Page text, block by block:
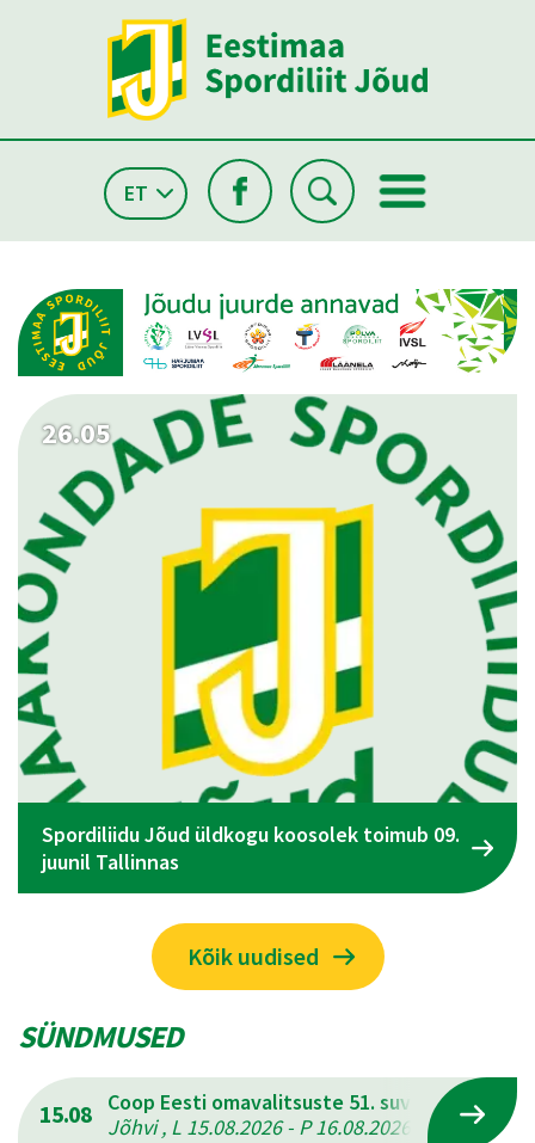
ET
26.05
Spordiliidu Jõud üldkogu koosolek toimub 09.
juunil Tallinnas
Kõik uudised
SÜNDMUSED
15.08
Coop Eesti omavalitsuste 51. suvemängud
Jõhvi , L 15.08.2026 - P 16.08.2026